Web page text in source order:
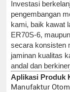
Investasi
pengembangan
kami, baik kawat
ER70S-6,
secara konsisten
jaminan kualitas
andal dan
Aplikasi Produk
Manufaktur